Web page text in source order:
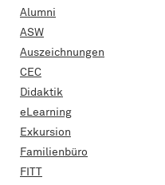
Alumni
ASW
Auszeichnungen
CEC
Didaktik
eLearning
Exkursion
Familienbüro
FITT